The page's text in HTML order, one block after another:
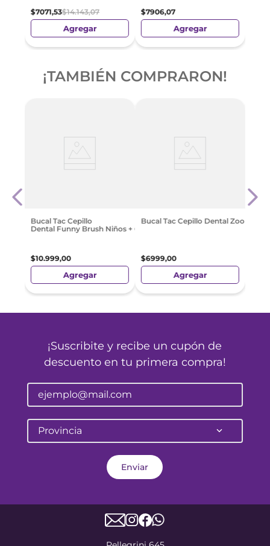
$7071,53$14.143,07
Agregar
$7906,07
Agregar
¡TAMBIÉN COMPRARON!
Bucal Tac Cepillo
Dental Funny Brush Niños + 6 Años. Con Chopper O Patrol
$10.999,00
Agregar
Bucal Tac Cepillo Dental Zoo
$6999,00
Agregar
¡Suscribite y recibe un cupón de
descuento en tu primera compra!
Provincia
Enviar